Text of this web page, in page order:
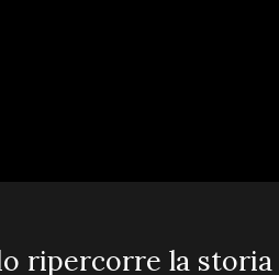
ripercorre la